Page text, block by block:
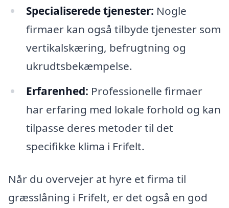
Specialiserede tjenester: Nogle
firmaer kan også tilbyde tjenester som
vertikalskæring, befrugtning og
ukrudtsbekæmpelse.
Erfarenhed: Professionelle firmaer
har erfaring med lokale forhold og kan
tilpasse deres metoder til det
specifikke klima i Frifelt.
Når du overvejer at hyre et firma til
græsslåning i Frifelt, er det også en god